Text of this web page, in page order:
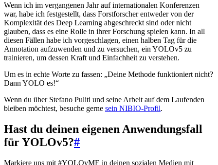
Wenn ich im vergangenen Jahr auf internationalen Konferenzen
war, habe ich festgestellt, dass Forstforscher entweder von der
Komplexität des Deep Learning abgeschreckt sind oder nicht
glauben, dass es eine Rolle in ihrer Forschung spielen kann. In all
diesen Fällen habe ich vorgeschlagen, einen halben Tag für die
Annotation aufzuwenden und zu versuchen, ein YOLOv5 zu
trainieren, um dessen Kraft und Einfachheit zu verstehen.
Um es in echte Worte zu fassen: „Deine Methode funktioniert nicht?
Dann YOLO es!“
Wenn du über Stefano Puliti und seine Arbeit auf dem Laufenden
bleiben möchtest, besuche gerne sein NIBIO-Profil.
Hast du deinen eigenen Anwendungsfall
für YOLOv5?#
Markiere uns mit #YOLOvME in deinen sozialen Medien mit